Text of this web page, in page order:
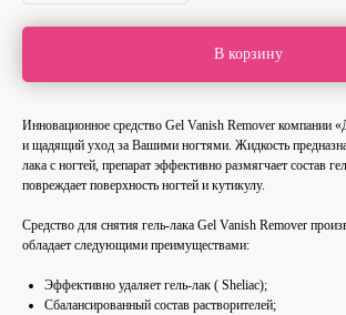
В корзину
Инновационное средство Gel Vanish Remover компании
и щадящий уход за Вашими ногтями. Жидкость
лака с ногтей, препарат эффективно размягчает состав
повреждает поверхность ногтей и кутикулу.
Средство для снятия гель-лака Gel Vanish Remover
обладает следующими преимуществами:
Эффективно удаляет гель-лак ( Sheliac);
Сбалансированный состав растворителей;